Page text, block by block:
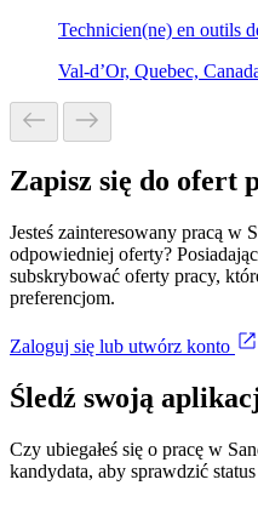
Technicien(ne) en outils
Val-d’Or, Quebec,
Zapisz się do ofert
Jesteś zainteresowany pracą w
odpowiedniej oferty?
subskrybować oferty pracy,
preferencjom.
Zaloguj się lub utwórz konto
Śledź swoją
Czy ubiegałeś się o pracę w
kandydata, aby sprawdzić